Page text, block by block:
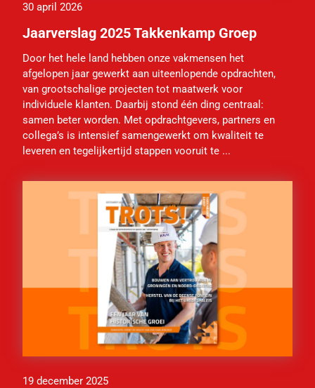
30 april 2026
Jaarverslag 2025 Takkenkamp Groep
Door het hele land hebben onze vakmensen het
afgelopen jaar gewerkt aan uiteenlopende opdrachten,
van grootschalige projecten tot maatwerk voor
individuele klanten. Daarbij stond één ding centraal:
samen beter worden. Met opdrachtgevers, partners en
collega’s is intensief samengewerkt om kwaliteit te
leveren en tegelijkertijd stappen vooruit te ...
19 december 2025